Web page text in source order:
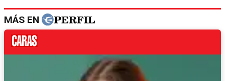
MÁS EN